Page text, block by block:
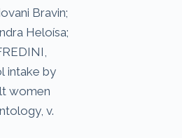
Bravin;
Heloísa;
intake by
women
v.